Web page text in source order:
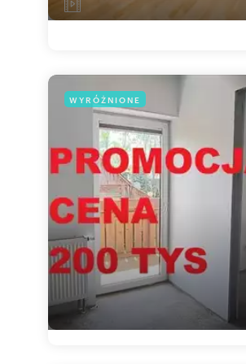
WYRÓŻNIONE